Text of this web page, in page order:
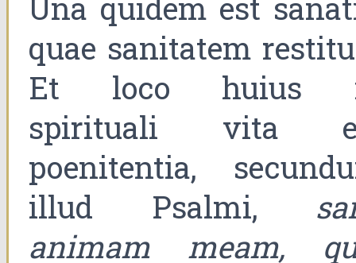
Una quidem est
quae sanitatem
Et loco huius
spirituali vita
poenitentia,
illud Psalmi,
animam meam,